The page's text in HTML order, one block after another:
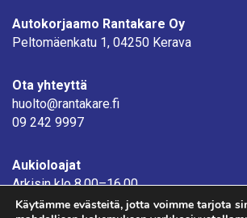
Autokorjaamo Rantakare Oy
Peltomäenkatu 1, 04250 Kerava
Ota yhteyttä
huolto@rantakare.fi
09 242 9997
Aukioloajat
Arkisin klo 8.00–16.00
Käytämme evästeitä, jotta voimme tarjota